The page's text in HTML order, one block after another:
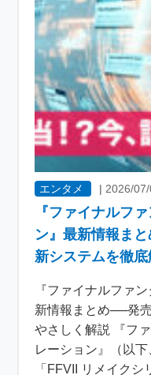
エンタメ |2026/07/
『ファイナルフ
ン』最新情報ま
新システムを徹
『ファイナルファ
新情報まとめ──発
やさしく解説 『フ
レーション』（以下
「FFVII リメイクシ